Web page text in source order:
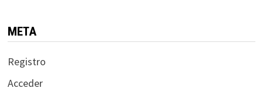
META
Registro
Acceder